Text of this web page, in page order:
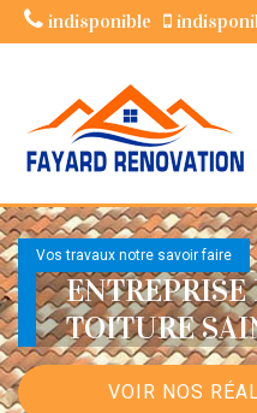
indisponible
Vos travaux notre savoir faire
TOITURE
VOIR NOS